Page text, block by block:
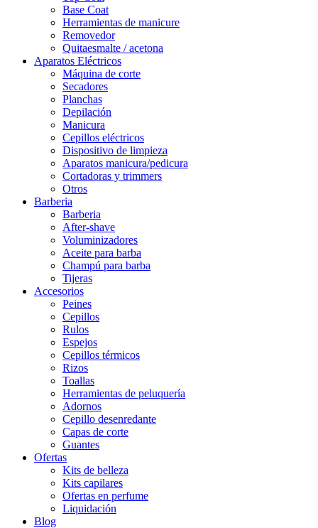
Base Coat
Herramientas de manicure
Removedor
Quitaesmalte / acetona
Aparatos Eléctricos
Máquina de corte
Secadores
Planchas
Depilación
Manicura
Cepillos eléctricos
Dispositivo de limpieza
Aparatos manicura/pedicura
Cortadoras y trimmers
Otros
Barberia
Barberia
After-shave
Voluminizadores
Aceite para barba
Champú para barba
Tijeras
Accesorios
Peines
Cepillos
Rulos
Espejos
Cepillos térmicos
Rizos
Toallas
Herramientas de peluquería
Adornos
Cepillo desenredante
Capas de corte
Guantes
Ofertas
Kits de belleza
Kits capilares
Ofertas en perfume
Liquidación
Blog